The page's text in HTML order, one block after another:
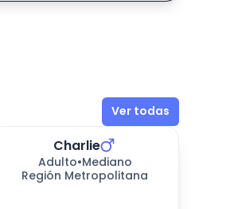
Ver todas
Charlie
Adulto•Mediano
Región Metropolitana